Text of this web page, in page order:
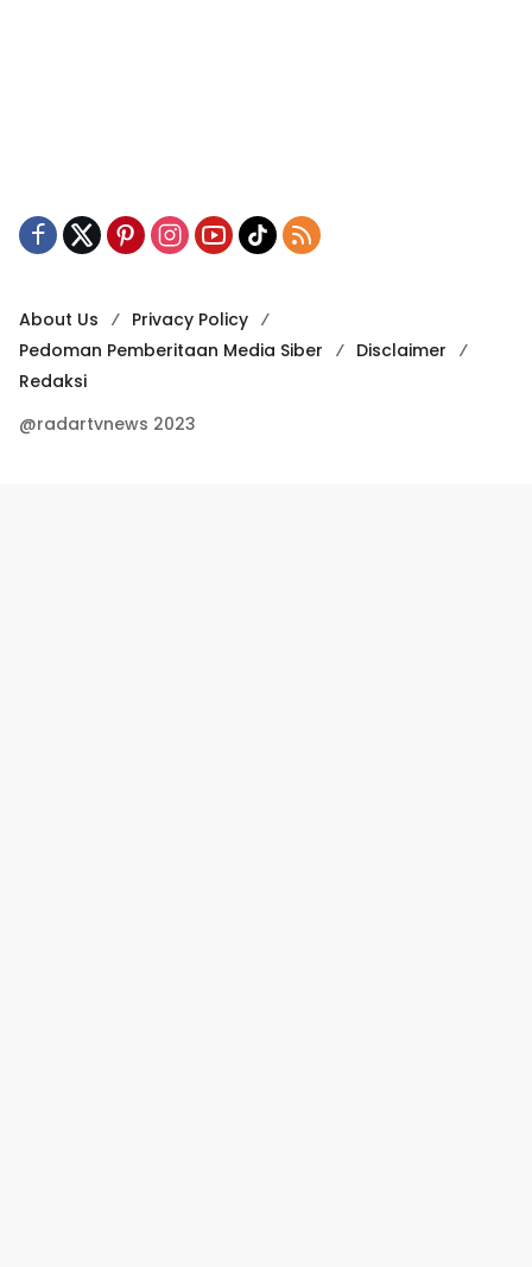
About Us
Privacy Policy
Pedoman Pemberitaan Media Siber
Disclaimer
Redaksi
@radartvnews 2023